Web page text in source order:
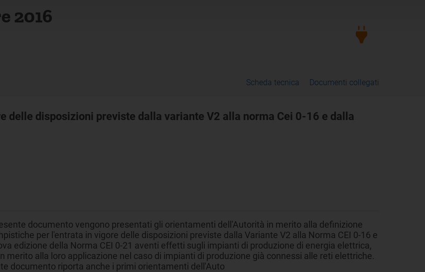
2016
Scheda tecnica Documenti collegati
delle disposizioni previste dalla variante V2 alla norma Cei 0-16 e dalla
documento vengono presentati gli orientamenti dell'Autorità in merito alla definizione
per l'entrata in vigore delle disposizioni previste dalla Variante V2 alla Norma CEI 0-16 e
edizione della Norma CEI 0-21 aventi effetti sugli impianti di produzione di energia elettrica,
merito alla loro applicazione nel caso di impianti di produzione già connessi alle reti elettriche.
documento riporta anche i primi orientamenti dell'Auto